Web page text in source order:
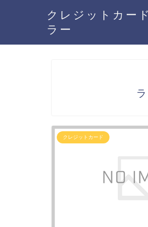
クレジットカー
ラー
クレジットカード